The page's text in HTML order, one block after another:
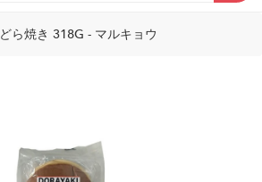
どら焼き 318G - マルキョウ